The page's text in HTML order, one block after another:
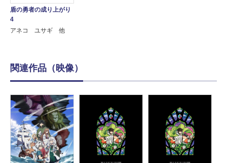
盾の勇者の成り上がり
4
アネコ ユサギ 他
関連作品（映像）